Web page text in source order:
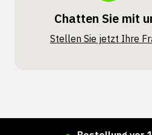
Chatten Sie mit
Stellen Sie jetzt Ihre